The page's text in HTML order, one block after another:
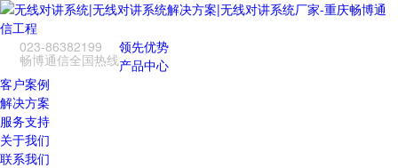
023-86382199
畅博通信全国热线
领先优势
产品中心
客户案例
解决方案
服务支持
关于我们
联系我们